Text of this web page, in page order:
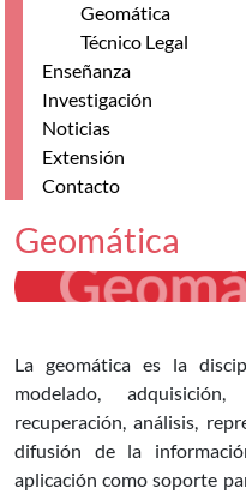
Geomática
Técnico Legal
Enseñanza
Investigación
Noticias
Extensión
Contacto
Geomática
La geomática es la
modelado, adquisición,
recuperación, análisis,
difusión de la
aplicación como soporte